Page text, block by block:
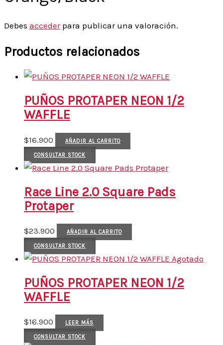
Debes accederpara publicar una valoración.
Productos relacionados
PUÑOS PROTAPER NEON 1/2
WAFFLE
$16.900 AÑADIR AL CARRITO
CONSULTAR STOCK
Race Line 2.0 Square Pads
Protaper
$23.900 AÑADIR AL CARRITO
CONSULTAR STOCK
Agotado
PUÑOS PROTAPER NEON 1/2
WAFFLE
$16.900 LEER MÁS
CONSULTAR STOCK